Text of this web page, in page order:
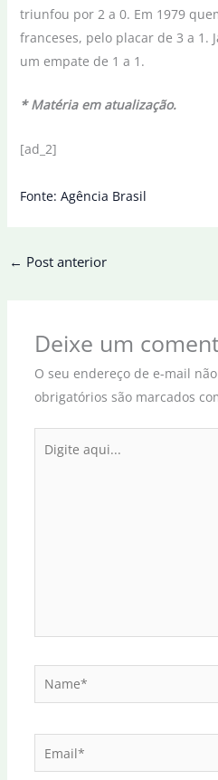
triunfou por 2 a 0. Em 1979
franceses, pelo placar de 3 a 1.
um empate de 1 a 1.
* Matéria em atualização.
[ad_2]
Fonte: Agência Brasil
← Post anterior
Deixe um
O seu endereço de e-mail
obrigatórios são marcados
aqui...
Email*